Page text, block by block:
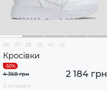
36 37 38 39 40 41
Кросівки
2 184 грн
4 368 грн
3 кольори